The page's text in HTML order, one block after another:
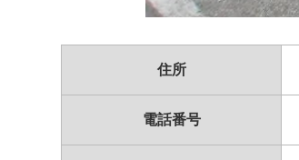
住所
電話番号